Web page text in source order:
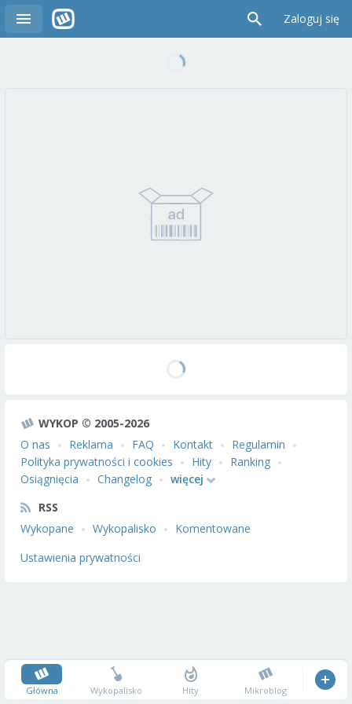
Zaloguj się
WYKOP © 2005-2026
O nas
Reklama FAQ Kontakt
Regulamin
Polityka prywatności i cookies
Hity
Ranking
Osiągnięcia
Changelog
więcej
RSS
Wykopane
Wykopalisko
Komentowane
Ustawienia prywatności
Główna Wykopalisko Hity Mikroblog